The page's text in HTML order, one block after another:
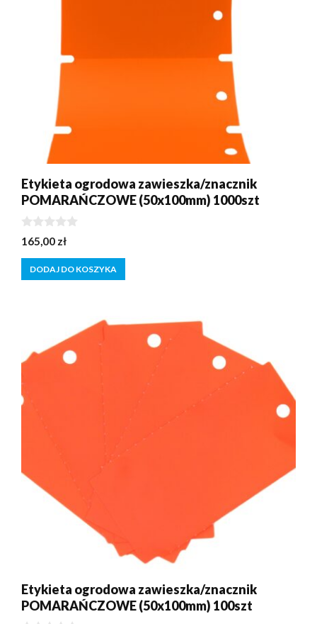
Etykieta ogrodowa zawieszka/znacznik
POMARAŃCZOWE (50x100mm) 1000szt
0
z
5
165,00 zł
DODAJ DO KOSZYKA
Etykieta ogrodowa zawieszka/znacznik
POMARAŃCZOWE (50x100mm) 100szt